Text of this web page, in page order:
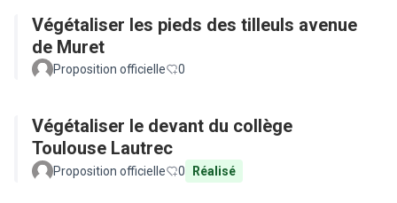
Végétaliser les pieds des tilleuls avenue
de Muret
Proposition officielle 0
Végétaliser le devant du collège
Toulouse Lautrec
Proposition officielle 0 Réalisé